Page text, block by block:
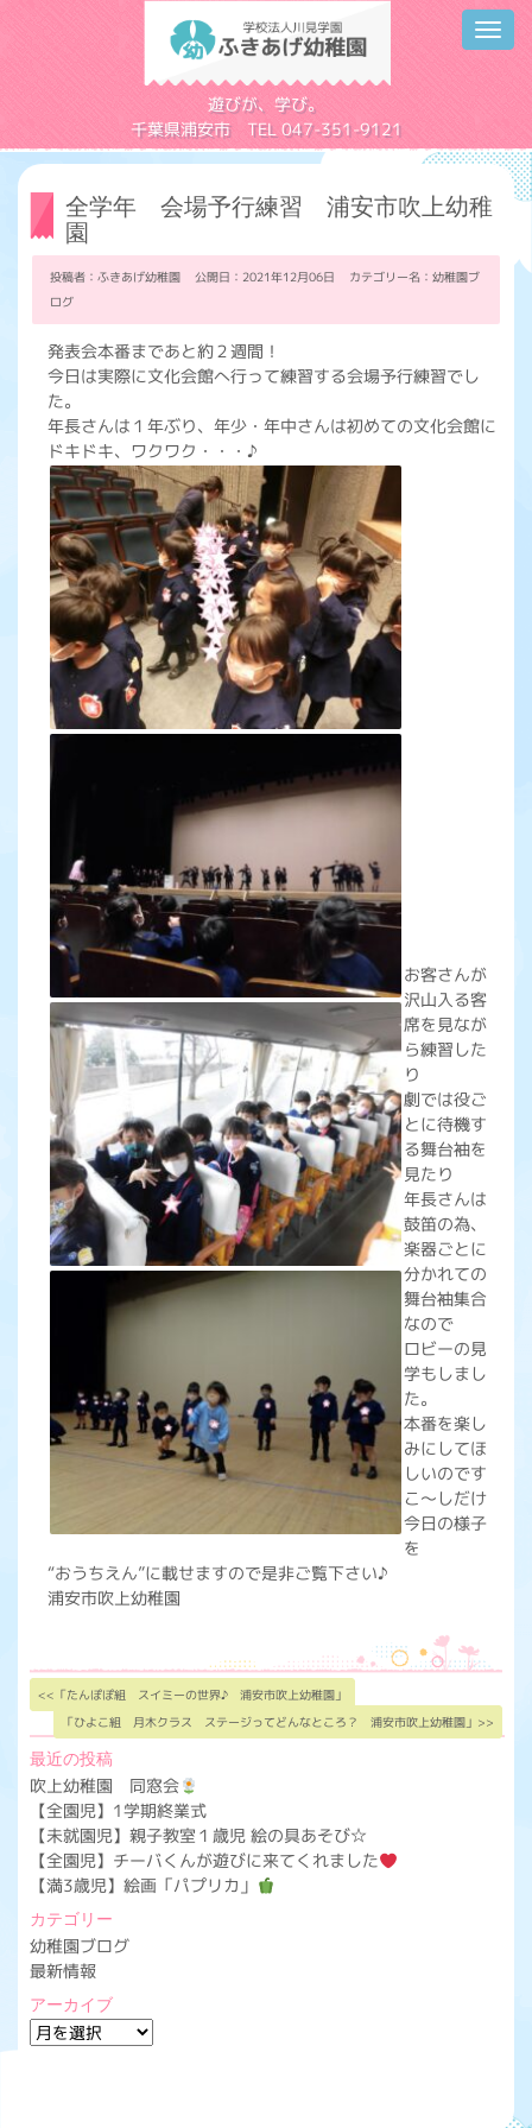
遊びが、学び。
千葉県浦安市 TEL 047-351-9121
全学年 会場予行練習 浦安市吹上幼稚
園
投稿者：ふきあげ幼稚園 公開日：2021年12月06日 カテゴリー名： 幼稚園ブ
ログ
発表会本番まであと約２週間！
今日は実際に文化会館へ行って練習する会場予行練習でし
た。
年長さんは１年ぶり、年少・年中さんは初めての文化会館に
ドキドキ、ワクワク・・・♪
お客さんが
沢山入る客
席を見なが
ら練習した
り
劇では役ご
とに待機す
る舞台袖を
見たり
年長さんは
鼓笛の為、
楽器ごとに
分かれての
舞台袖集合
なので
ロビーの見
学もしまし
た。
本番を楽し
みにしてほ
しいのです
こ～しだけ
今日の様子
を
“おうちえん”に載せますので是非ご覧下さい♪
浦安市吹上幼稚園
<<「たんぽぽ組 スイミーの世界♪ 浦安市吹上幼稚園」
「ひよこ組 月木クラス ステージってどんなところ？ 浦安市吹上幼稚園」>>
最近の投稿
吹上幼稚園 同窓会
【全園児】1学期終業式
【未就園児】親子教室１歳児 絵の具あそび☆
【全園児】チーバくんが遊びに来てくれました
【満3歳児】絵画「パプリカ」
カテゴリー
幼稚園ブログ
最新情報
アーカイブ
ア